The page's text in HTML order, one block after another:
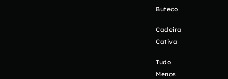
Buteco
Cadeira
Cativa
Tudo
Menos